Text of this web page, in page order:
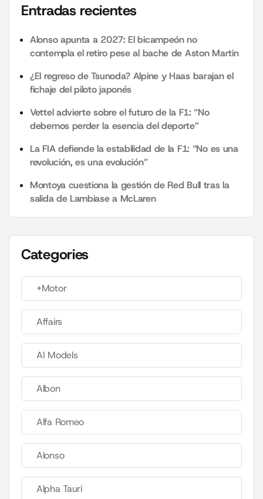
Entradas recientes
Alonso apunta a 2027: El bicampeón no
contempla el retiro pese al bache de Aston Martin
¿El regreso de Tsunoda? Alpine y Haas barajan el
fichaje del piloto japonés
Vettel advierte sobre el futuro de la F1: “No
debemos perder la esencia del deporte”
La FIA defiende la estabilidad de la F1: “No es una
revolución, es una evolución”
Montoya cuestiona la gestión de Red Bull tras la
salida de Lambiase a McLaren
Categories
+Motor
Affairs
AI Models
Albon
Alfa Romeo
Alonso
Alpha Tauri